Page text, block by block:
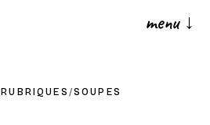
menu ↓
RUBRIQUES /SOUPES